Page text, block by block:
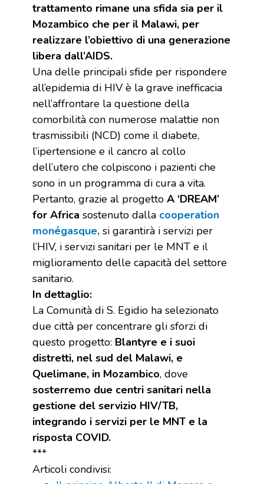
trattamento rimane una sfida sia per il
Mozambico che per il Malawi, per
realizzare l’obiettivo di una generazione
libera dall’AIDS.
Una delle principali sfide per rispondere
all’epidemia di HIV è la grave inefficacia
nell’affrontare la questione della
comorbilità con numerose malattie non
trasmissibili (NCD) come il diabete,
l’ipertensione e il cancro al collo
dell’utero che colpiscono i pazienti che
sono in un programma di cura a vita.
Pertanto, grazie al progetto A ‘DREAM’
for Africa sostenuto dalla cooperation
monégasque, si garantirà i servizi per
l’HIV, i servizi sanitari per le MNT e il
miglioramento delle capacità del settore
sanitario.
In dettaglio:
La Comunità di S. Egidio ha selezionato
due città per concentrare gli sforzi di
questo progetto: Blantyre e i suoi
distretti, nel sud del Malawi, e
Quelimane, in Mozambico, dove
sosterremo due centri sanitari nella
gestione del servizio HIV/TB,
integrando i servizi per le MNT e la
risposta COVID.
***
Articoli condivisi: